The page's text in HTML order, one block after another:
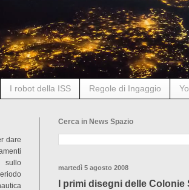
I robot della ISS Regole di Ingaggio
Cerca in News Spazio
martedì 5 agosto 2008
I primi disegni delle Colonie
dare
sullo